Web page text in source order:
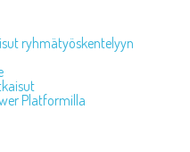
ryhmätyöskentelyyn
Platformilla